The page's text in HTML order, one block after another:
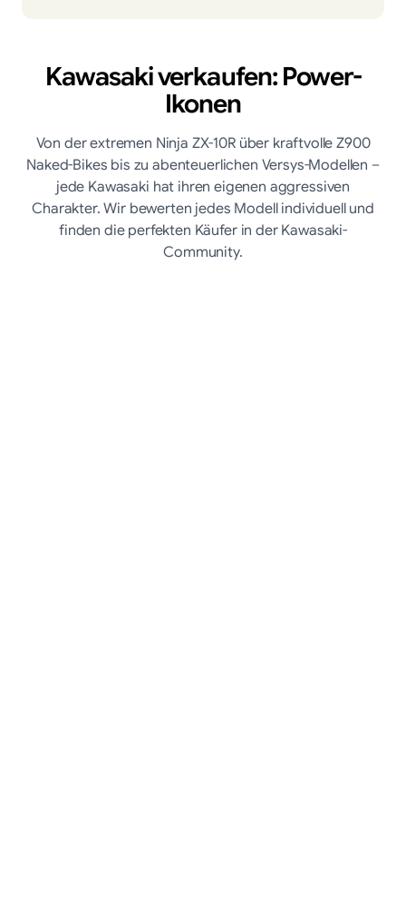
Kawasaki verkaufen: Power-
Ikonen
Von der extremen Ninja ZX-10R über kraftvolle Z900
Naked-Bikes bis zu abenteuerlichen Versys-Modellen –
jede Kawasaki hat ihren eigenen aggressiven
Charakter. Wir bewerten jedes Modell individuell und
finden die perfekten Käufer in der Kawasaki-
Community.